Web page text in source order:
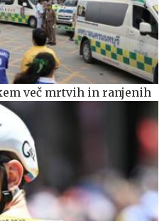
več mrtvih in ranjenih